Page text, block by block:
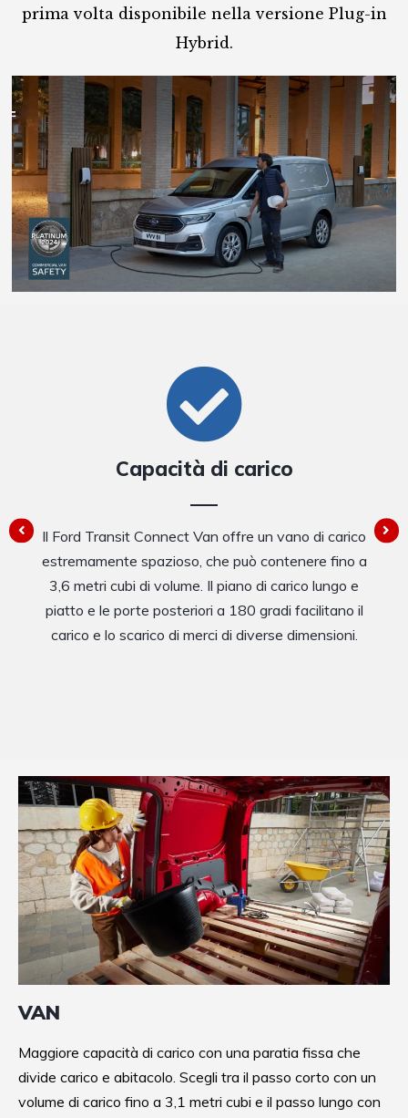
prima volta disponibile nella versione Plug-in
Hybrid.
Capacità di carico
Il Ford Transit Connect Van offre un vano di carico
estremamente spazioso, che può contenere fino a
3,6 metri cubi di volume. Il piano di carico lungo e
piatto e le porte posteriori a 180 gradi facilitano il
carico e lo scarico di merci di diverse dimensioni.
VAN
Maggiore capacità di carico con una paratia fissa che
divide carico e abitacolo. Scegli tra il passo corto con un
volume di carico fino a 3,1 metri cubi e il passo lungo con